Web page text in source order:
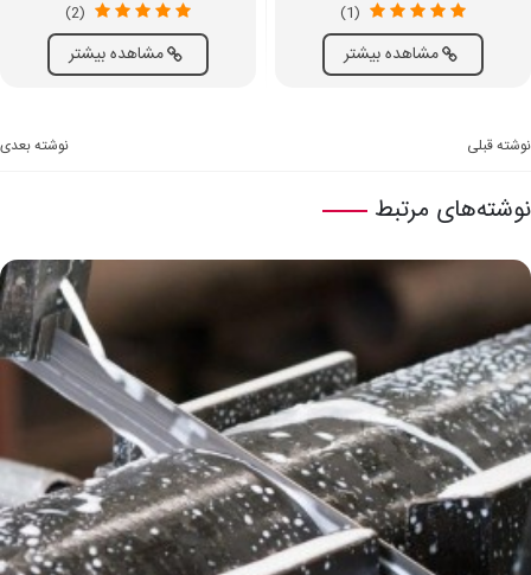
(1)
مشاهده بیشتر
(2)
مشاهده بیشتر
نوشته قبلی نوشته بعدی
نوشته‌های مرتبط